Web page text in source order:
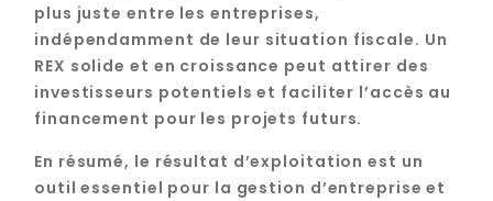
plus juste entre les entreprises,
indépendamment de leur situation fiscale. Un
REX solide et en croissance peut attirer des
investisseurs potentiels et faciliter l’accès au
financement pour les projets futurs.
En résumé, le résultat d’exploitation est un
outil essentiel pour la gestion d’entreprise et